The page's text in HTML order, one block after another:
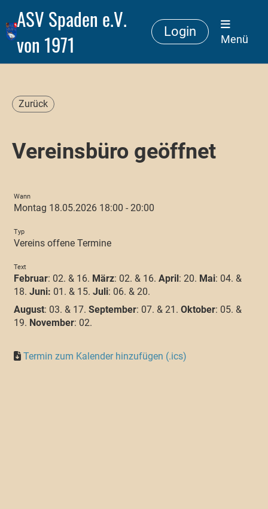
ASV Spaden e.V.
von 1971
Login
Menü
Zurück
Vereinsbüro geöffnet
Wann
Montag 18.05.2026 18:00 - 20:00
Typ
Vereins offene Termine
Text
Februar: 02. & 16. März: 02. & 16. April: 20. Mai: 04. &
18. Juni: 01. & 15. Juli: 06. & 20.
August: 03. & 17. September: 07. & 21. Oktober: 05. &
19. November: 02.
Termin zum Kalender hinzufügen (.ics)